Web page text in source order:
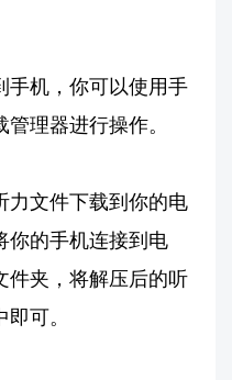
手机，你可以使用手
理器进行操作。
力文件下载到你的电
你的手机连接到电
件夹，将解压后的听
可。